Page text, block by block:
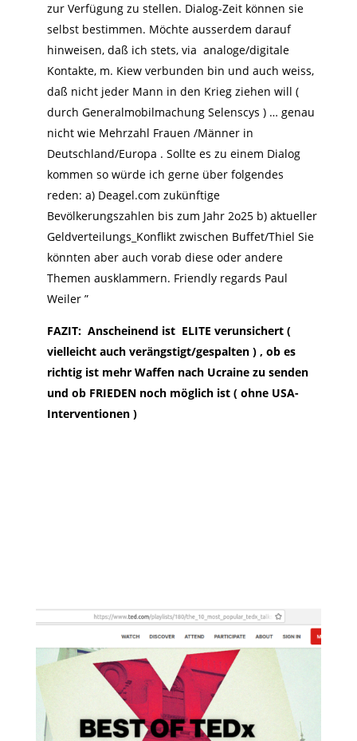
zur Verfügung zu stellen. Dialog-Zeit können sie
selbst bestimmen. Möchte ausserdem darauf
hinweisen, daß ich stets, via analoge/digitale
Kontakte, m. Kiew verbunden bin und auch weiss,
daß nicht jeder Mann in den Krieg ziehen will (
durch Generalmobilmachung Selenscys ) … genau
nicht wie Mehrzahl Frauen /Männer in
Deutschland/Europa . Sollte es zu einem Dialog
kommen so würde ich gerne über folgendes
reden: a) Deagel.com zukünftige
Bevölkerungszahlen bis zum Jahr 2o25 b) aktueller
Geldverteilungs_Konflikt zwischen Buffet/Thiel Sie
könnten aber auch vorab diese oder andere
Themen ausklammern. Friendly regards Paul
Weiler ”
FAZIT: Anscheinend ist ELITE verunsichert (
vielleicht auch verängstigt/gespalten ) , ob es
richtig ist mehr Waffen nach Ucraine zu senden
und ob FRIEDEN noch möglich ist ( ohne USA-
Interventionen )